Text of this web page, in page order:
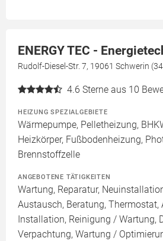
ENERGY TEC -
Rudolf-Diesel-Str. 7, 19061 Schwerin
4.6 Sterne aus 10
HEIZUNG SPEZIALGEBIETE
Wärmepumpe, Pelletheizung,
Heizkörper, Fußbodenheizung,
Brennstoffzelle
ANGEBOTENE TÄTIGKEITEN
Wartung, Reparatur,
Austausch, Beratung, Thermostat,
Installation, Reinigung / Wartung,
Verpachtung, Wartung /